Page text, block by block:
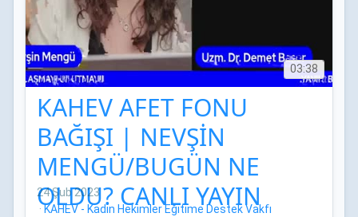
03:38
KAHEV AFET FONU
BAĞIŞI | NEVŞİN
MENGÜ/BUGÜN NE
OLDU? CANLI YAYIN
24 Şub 2023
·KAHEV - Kadın Hekimler Eğitime Destek Vakfı